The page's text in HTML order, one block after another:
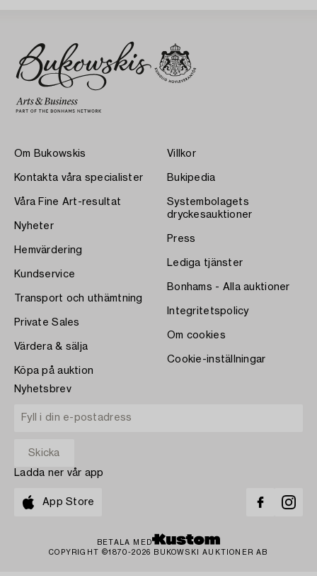
Om Bukowskis
Kontakta våra specialister
Våra Fine Art-resultat
Nyheter
Hemvärdering
Kundservice
Transport och uthämtning
Private Sales
Värdera & sälja
Köpa på auktion
Villkor
Bukipedia
Systembolagets
dryckesauktioner
Press
Lediga tjänster
Bonhams - Alla auktioner
Integritetspolicy
Om cookies
Cookie-inställningar
Nyhetsbrev
Ladda ner vår app
App Store
BETALA MED
COPYRIGHT ©1870-2026 BUKOWSKI AUKTIONER AB